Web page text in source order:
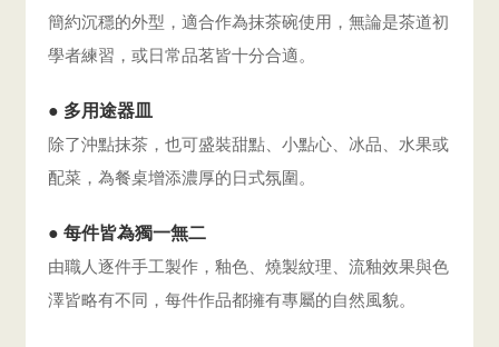
簡約沉穩的外型，適合作為抹茶碗使用，無論是茶道初
學者練習，或日常品茗皆十分合適。
● 多用途器皿
除了沖點抹茶，也可盛裝甜點、小點心、冰品、水果或
配菜，為餐桌增添濃厚的日式氛圍。
● 每件皆為獨一無二
由職人逐件手工製作，釉色、燒製紋理、流釉效果與色
澤皆略有不同，每件作品都擁有專屬的自然風貌。